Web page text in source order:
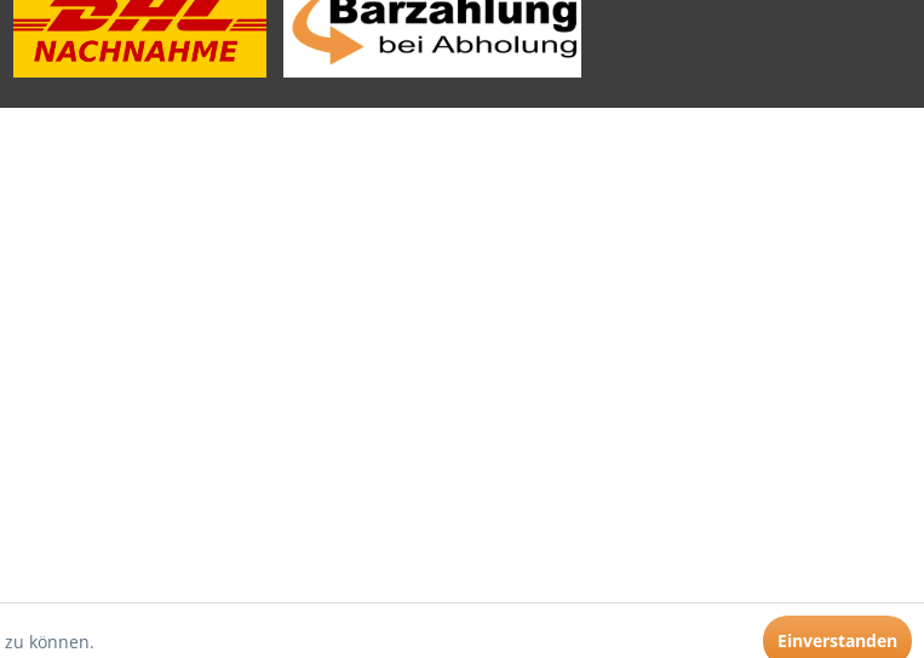
können. Einverstanden